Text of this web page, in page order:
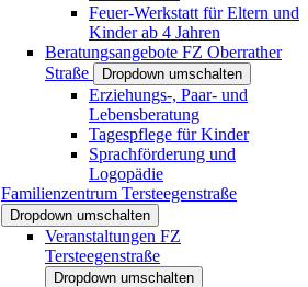
Feuer-Werkstatt für Eltern und
Kinder ab 4 Jahren
Beratungsangebote FZ Oberrather
Straße
Dropdown umschalten
Erziehungs-, Paar- und
Lebensberatung
Tagespflege für Kinder
Sprachförderung und
Logopädie
Familienzentrum Tersteegenstraße
Dropdown umschalten
Veranstaltungen FZ
Tersteegenstraße
Dropdown umschalten